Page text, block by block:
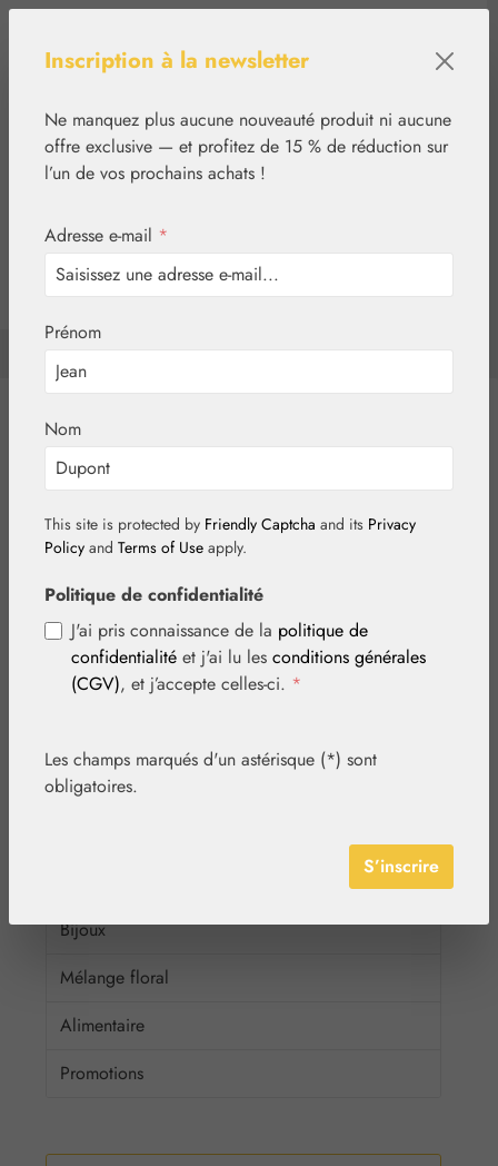
tcinn-a11y-toolbar.show
Essences florales
Aromathérapie
Végétal
Cosmétique
Basiques
Globules neutres
Matières premières
Bijoux
Mélange floral
Alimentaire
Promotions
Inscription à la newsletter
Ne manquez plus aucune nouveauté produit ni aucune
offre exclusive — et profitez de 15 % de réduction sur
l’un de vos prochains achats !
Adresse e-mail *
Prénom
Nom
This site is protected by Friendly Captcha and its Privacy
Policy and Terms of Use apply.
Politique de confidentialité
J'ai pris connaissance de la politique de
confidentialité et j'ai lu les conditions générales
(CGV), et j’accepte celles-ci. *
Les champs marqués d'un astérisque (*) sont
obligatoires.
S’inscrire